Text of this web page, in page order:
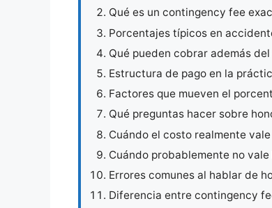
Qué es un contingency fee
Porcentajes típicos en
Qué pueden cobrar además
Estructura de pago en la
Factores que mueven el
Qué preguntas hacer sobre
Cuándo el costo realmente
Cuándo probablemente no
Errores comunes al hablar de
Diferencia entre contingency